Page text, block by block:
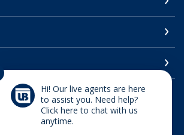
Union Bank
Hi! Our live agents are here
to assist you. Need help?
Click here to chat with us
anytime.